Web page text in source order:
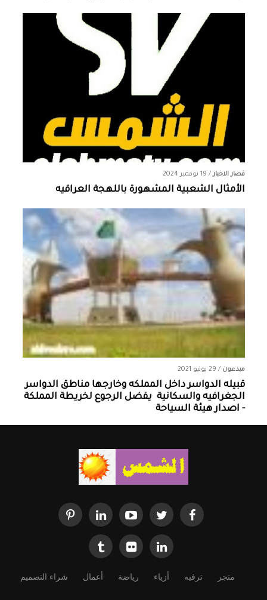
قصار الاخبار/ 19 نوفمبر 2024
الأمثال الشعبية المشهورة باللهجة العراقيه
مبدعون / 29 يونيو 2021
قبيله الدواسر داخل المملكه وخارجها ‏مناطق الدواسر
الجغرافيه والسكانية ‏ يفضل الرجوع لخريطة المملكة
- اصدار هيئة السياحة
متجر ترفيه أزياء رياضة أعمال شراء التصميم